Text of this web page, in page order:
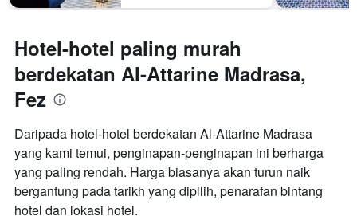
Hotel-hotel paling murah
berdekatan Al-Attarine Madrasa,
Fez
Daripada hotel-hotel berdekatan Al-Attarine Madrasa
yang kami temui, penginapan-penginapan ini berharga
yang paling rendah. Harga biasanya akan turun naik
bergantung pada tarikh yang dipilih, penarafan bintang
hotel dan lokasi hotel.